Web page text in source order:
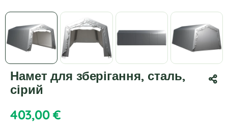
Намет для зберігання, сталь,
сірий
403,00€